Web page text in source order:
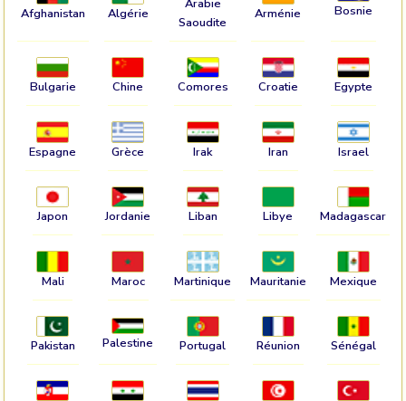
Afghanistan Algérie
Arabie
Saoudite
Arménie Bosnie
Bulgarie Chine Comores Croatie Egypte
Espagne Grèce Irak Iran Israel
Japon Jordanie Liban Libye Madagascar
Mali Maroc Martinique Mauritanie Mexique
Pakistan Palestine Portugal Réunion Sénégal